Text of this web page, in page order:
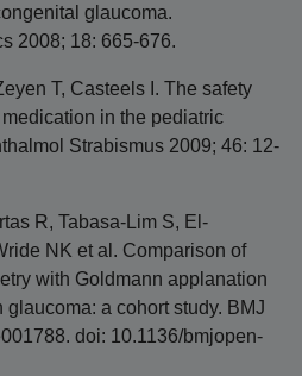
glaucoma.
2008; 18: 665-676.
T, Casteels I. The safety
in the pediatric
Strabismus 2009; 46: 12-
R, Tabasa-Lim S, El-
NK et al. Comparison of
with Goldmann applanation
a cohort study. BMJ
doi: 10.1136/bmjopen-